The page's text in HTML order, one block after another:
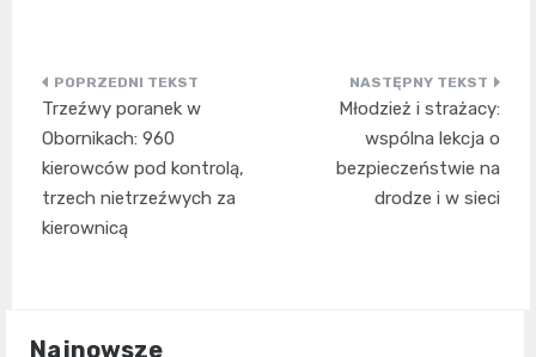
Nawigacja
wpisu
Trzeźwy poranek w
Obornikach: 960
kierowców pod kontrolą,
trzech nietrzeźwych za
kierownicą
Młodzież i strażacy:
wspólna lekcja o
bezpieczeństwie na
drodze i w sieci
Najnowsze